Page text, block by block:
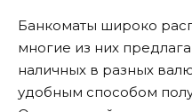
Банкоматы широко
многие из них
наличных в разных
удобным способом